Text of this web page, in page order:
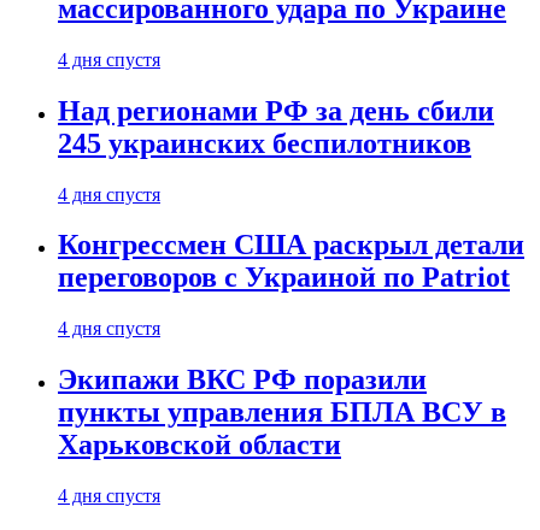
массированного удара по Украине
4 дня спустя
Над регионами РФ за день сбили
245 украинских беспилотников
4 дня спустя
Конгрессмен США раскрыл детали
переговоров с Украиной по Patriot
4 дня спустя
Экипажи ВКС РФ поразили
пункты управления БПЛА ВСУ в
Харьковской области
4 дня спустя